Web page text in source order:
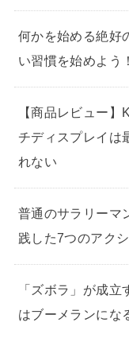
何かを始める絶好
い習慣を始めよう！
【商品レビュー
チディスプレイは
れない
普通のサラリーマ
践した7つのアク
「ズボラ」が成
はブーメランにな